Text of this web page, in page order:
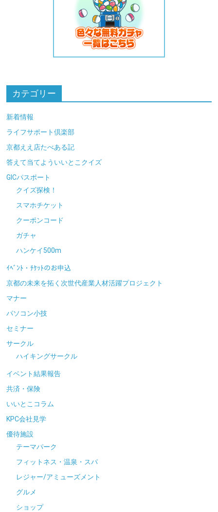
カテゴリー
新着情報
ライフサポート倶楽部
京都ええ店たべある記
答えて当てよういいとこクイズ
GICパスポート
クイズ探検！
スマホチケット
クーポンコード
ガチャ
ハンケイ500m
ｲﾍﾞﾝﾄ・ﾁｹｯﾄのお申込
京都の未来を拓く次世代産業人材活躍プロジェクト
マナー
パソコン小技
セミナー
サークル
ハイキングサークル
イベント結果報告
共済・保険
いいとこコラム
KPC会社見学
優待施設
テーマパーク
フィットネス・温泉・スパ
レジャー/アミューズメント
グルメ
ショップ